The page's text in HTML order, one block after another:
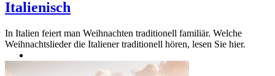
Italienisch
In Italien feiert man Weihnachten traditionell familiär. Welche
Weihnachtslieder die Italiener traditionell hören, lesen Sie hier.